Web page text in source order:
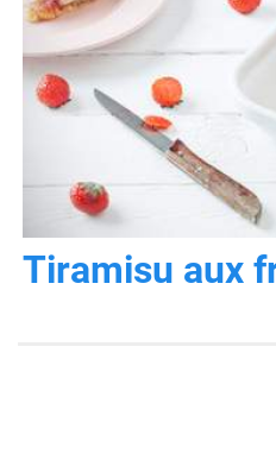
Tiramisu aux